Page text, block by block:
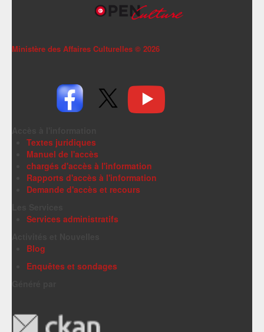
Ministère des Affaires Culturelles © 2026
Textes juridiques
Manuel de l'accès
chargés d'accès à l'information
Rapports d'accès à l'information
Demande d'accès et recours
Services administratifs
Blog
Enquêtes et sondages